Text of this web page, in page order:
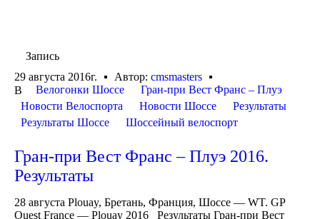
Запись
29 августа 2016г.
Автор: cmsmasters
В
Велогонки Шоссе
Гран-при Вест Франс – Плуэ
Новости Велоспорта
Новости Шоссе
Результаты
Результаты Шоссе
Шоссейный велоспорт
Гран-при Вест Франс – Плуэ 2016.
Результаты
28 августа Plouay, Бретань, Франция, Шоссе — WT. GP
Ouest France — Plouay 2016 Результаты Гран-при Вест